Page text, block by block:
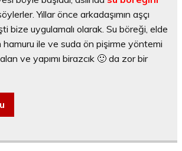
Yıllar önce arkadaşımın aşçı
bize uygulamalı olarak. Su böreği, elde
hamuru ile ve suda ön pişirme yöntemi
ve yapımı birazcık 🙂 da zor bir